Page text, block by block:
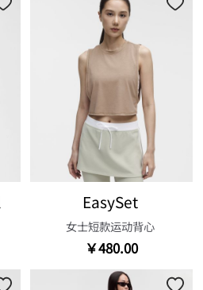
EasySet
女士短款运动背心
￥480.00